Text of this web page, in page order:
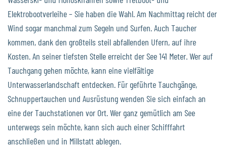
Elektrobootverleihe – Sie haben die Wahl. Am Nachmittag reicht der
Wind sogar manchmal zum Segeln und Surfen. Auch Taucher
kommen, dank den großteils steil abfallenden Ufern, auf ihre
Kosten. An seiner tiefsten Stelle erreicht der See 141 Meter. Wer auf
Tauchgang gehen möchte, kann eine vielfältige
Unterwasserlandschaft entdecken. Für geführte Tauchgänge,
Schnuppertauchen und Ausrüstung wenden Sie sich einfach an
eine der Tauchstationen vor Ort. Wer ganz gemütlich am See
unterwegs sein möchte, kann sich auch einer Schifffahrt
anschließen und in Millstatt ablegen.